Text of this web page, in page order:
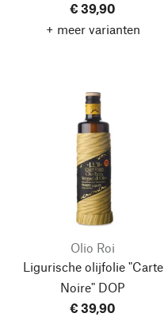
€ 39,90
+ meer varianten
Olio Roi
Ligurische olijfolie "Carte
Noire" DOP
€ 39,90